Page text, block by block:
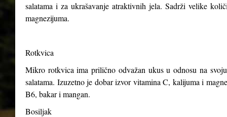
salatama i za ukrašavanje atraktivnih jela. Sadrži velike
magnezijuma.
Rotkvica
Mikro rotkvica ima prilično odvažan ukus u odnosu na
salatama. Izuzetno je dobar izvor vitamina C, kalijuma i
B6, bakar i mangan.
Bosiljak